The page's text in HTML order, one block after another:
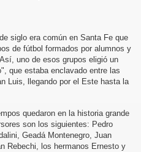
siglo era común en Santa Fe que
de fútbol formados por alumnos y
uno de esos grupos eligió un
que estaba enclavado entre las
Luis, llegando por el Este hasta la
quedaron en la historia grande
son los siguientes: Pedro
Geadá Montenegro, Juan
Rebechi, los hermanos Ernesto y